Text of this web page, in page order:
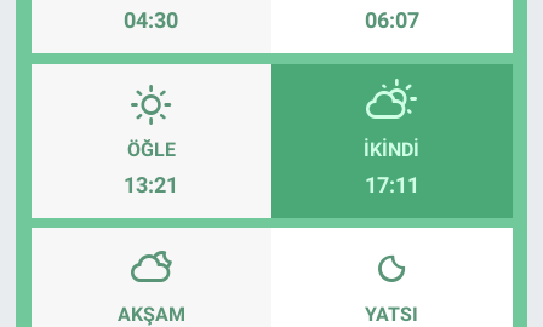
04:30 06:07
ÖĞLE
13:21
İKINDI
17:11
AKŞAM YATSI
Yaşam